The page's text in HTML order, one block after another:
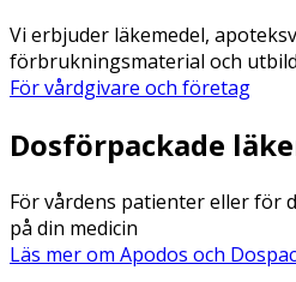
Vi erbjuder läkemedel,
förbrukningsmaterial och
För vårdgivare och företag
Dosförpackade
För vårdens patienter eller för
på din medicin
Läs mer om Apodos och Dospac